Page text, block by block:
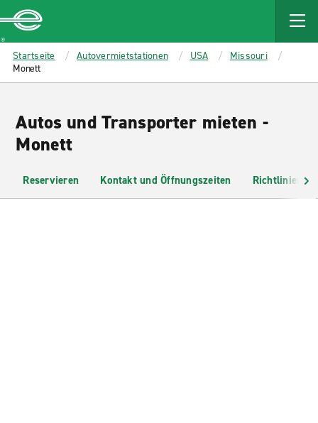
MAIN
CONTENT
Enterprise
Startseite Autovermietstationen USA
Missouri
Monett
Autos und Transporter mieten -
Monett
Reservieren Kontakt und Öffnungszeiten Richtlinien